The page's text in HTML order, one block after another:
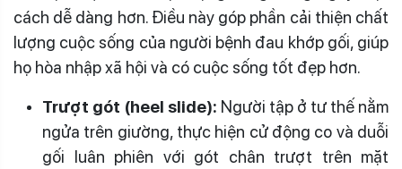
cách dễ dàng hơn. Điều này góp phần cải thiện chất
lượng cuộc sống của người bệnh đau khớp gối, giúp
họ hòa nhập xã hội và có cuộc sống tốt đẹp hơn.
Trượt gót (heel slide): Người tập ở tư thế nằm
ngửa trên giường, thực hiện cử động co và duỗi
gối luân phiên với gót chân trượt trên mặt